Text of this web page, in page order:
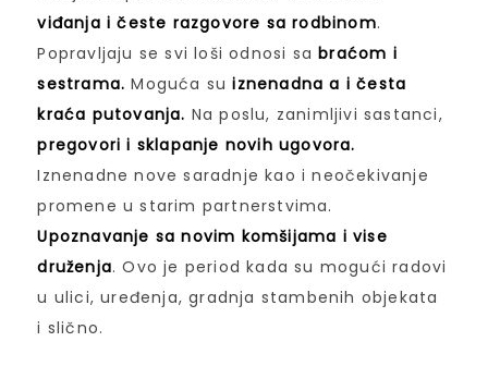
viđanja i česte razgovore sa rodbinom.
Popravljaju se svi loši odnosi sabraćom i
sestrama. Moguća su iznenadna a i česta
kraća putovanja. Na poslu, zanimljivi sastanci,
pregovori i sklapanje novih ugovora.
Iznenadne nove saradnje kao i neočekivanje
promene u starim partnerstvima.
Upoznavanje sa novim komšijama i vise
druženja. Ovo je period kada su mogući radovi
u ulici, uređenja, gradnja stambenih objekata
i slično.